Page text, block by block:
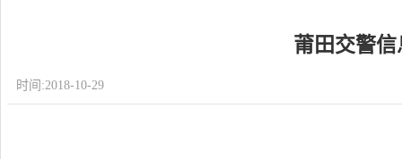
莆田交警信
时间:2018-10-29